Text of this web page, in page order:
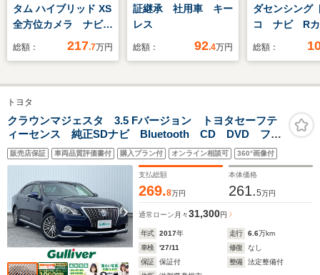
タム ハイブリッド XS
全方位カメラ ナビ
コネクト通信 両側パ
イルドハイブリッド
LEDヘッドライト フ
ォグランプ フォグラ
ンプ アダプティブク
ルーズ 禁煙車 2WD
総額： 217.7万円
証継承 社用車 キー
レス
総額： 92.4万円
ダセンシング
コ ナビ R
ブルートゥー
総額：
トヨタ
クラウンマジェスタ 3.5 Fバージョン トヨタセーフテ
ィーセンス 純正SDナビ Bluetooth CD DVD フル
セグTV 全方位カメラ ブラインドスポットモニター
プリクラッシュセーフティ シートヒーター シートメ
販売店保証 車両品質評価書付 購入プラン付 オンライン相談可 360°画像付
支払総額
269.8万円
本体価格
261.5万円
通常ローン 月々31,300円
年式 2017年 走行 6.6万km
車検
'27/11 修復
なし
保証
保証付 整備
法定整備付